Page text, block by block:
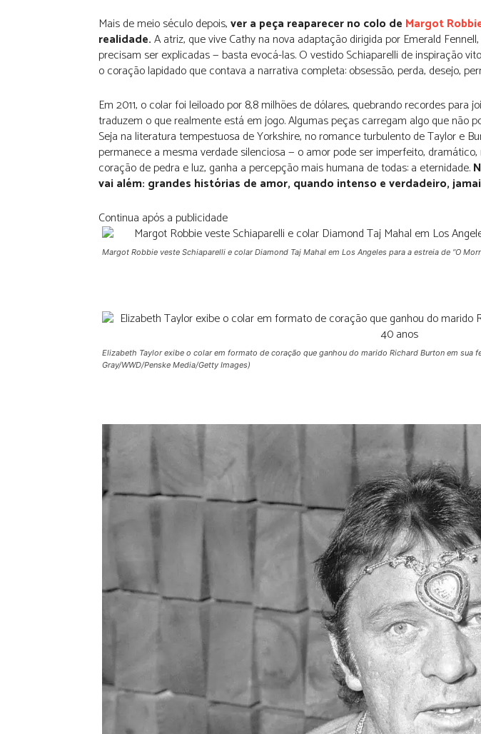
Mais de meio século depois,ver a peça reaparecer no colo de Margot
realidade.A atriz, que vive Cathy na nova adaptação dirigida por Emerald
precisam ser explicadas — basta evocá-las. O vestido Schiaparelli de inspiração
o coração lapidado que contava a narrativa completa: obsessão, perda, desejo,
Em 2011, o colar foi leiloado por 8,8 milhões de dólares, quebrando recordes para
traduzem o que realmente está em jogo. Algumas peças carregam algo que não
Seja na literatura tempestuosa de Yorkshire, no romance turbulento de Taylor e
permanece a mesma verdade silenciosa — o amor pode ser imperfeito,
coração de pedra e luz, ganha a percepção mais humana de todas: a eternidade.
vai além: grandes histórias de amor, quando intenso e verdadeiro,
Continua após a publicidade
Margot Robbie veste Schiaparelli e colar Diamond Taj Mahal em Los Angeles para a estreia de “O
Elizabeth Taylor exibe o colar em formato de coração que ganhou do marido Richard Burton em sua
Gray/WWD/Penske Media/Getty Images)